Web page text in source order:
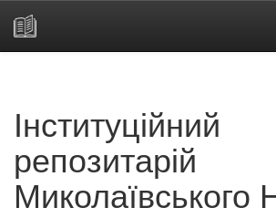
Інституційний
репозитарій
Миколаївського